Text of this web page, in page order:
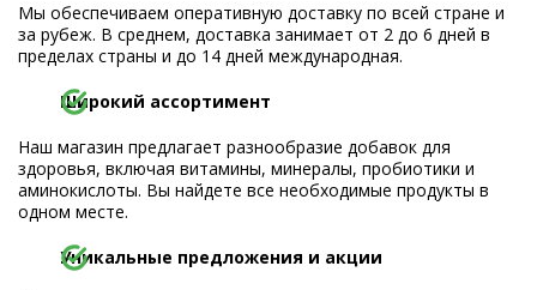
Мы обеспечиваем оперативную доставку по всей стране и
за рубеж. В среднем, доставка занимает от 2 до 6 дней в
пределах страны и до 14 дней международная.
Широкий ассортимент
Наш магазин предлагает разнообразие добавок для
здоровья, включая витамины, минералы, пробиотики и
аминокислоты. Вы найдете все необходимые продукты в
одном месте.
Уникальные предложения и акции